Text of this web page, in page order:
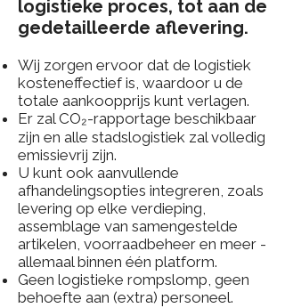
logistieke proces, tot aan de
gedetailleerde aflevering.
Wij zorgen ervoor dat de logistiek
kosteneffectief is, waardoor u de
totale aankoopprijs kunt verlagen.
Er zal CO₂-rapportage beschikbaar
zijn en alle stadslogistiek zal volledig
emissievrij zijn.
U kunt ook aanvullende
afhandelingsopties integreren, zoals
levering op elke verdieping,
assemblage van samengestelde
artikelen, voorraadbeheer en meer -
allemaal binnen één platform.
Geen logistieke rompslomp, geen
behoefte aan (extra) personeel.